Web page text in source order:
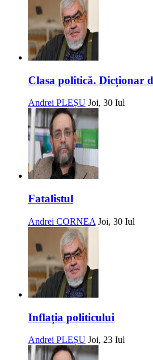
Clasa politică. Dicționar
Andrei PLEȘU Joi, 30 Iul
Fatalistul
Andrei CORNEA Joi, 30 Iul
Inflația politicului
Andrei PLEȘU Joi, 23 Iul